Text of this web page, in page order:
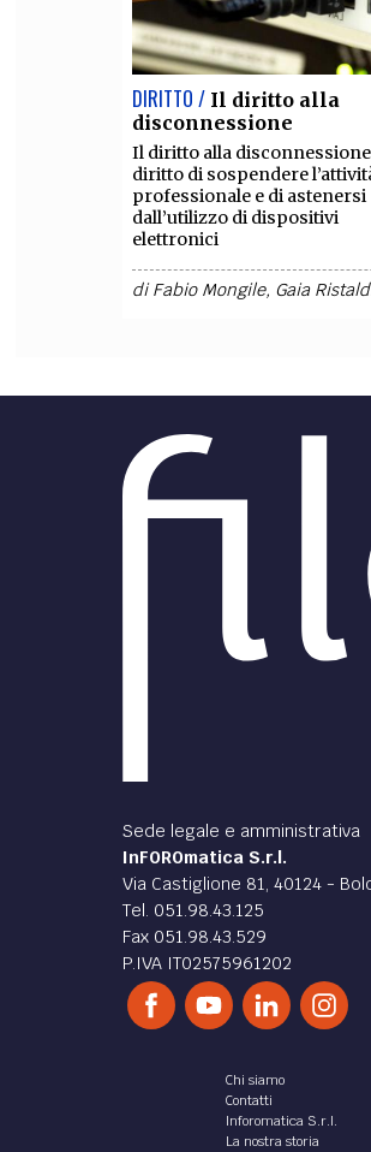
DIRITTO / Il diritto alla
disconnessione
Il diritto alla
diritto di sospendere
professionale e di astenersi
dall’utilizzo di dispositivi
elettronici
diFabio Mongile, Gaia
Sede legale e amministrativa
InFOROmatica S.r.l.
Via Castiglione 81, 40124 -
Tel. 051.98.43.125
Fax 051.98.43.529
P.IVA IT02575961202
Chi siamo
Contatti
Inforomatica S.r.l.
La nostra storia